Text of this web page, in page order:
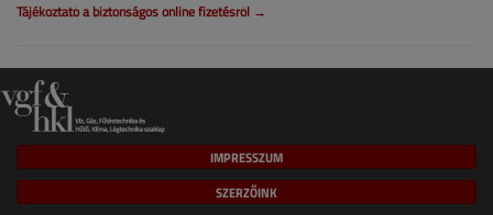
Tájékoztató a biztonságos online fizetésről →
IMPRESSZUM
SZERZŐINK